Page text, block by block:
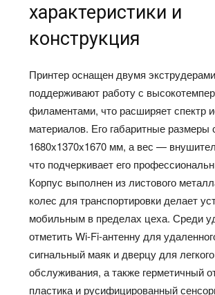
характеристики и
конструкция
Принтер оснащен двумя
поддерживают работу с
филаментами, что расширяет спектр
материалов. Его габаритные размеры
1680x1370x1670 мм, а вес —
что подчеркивает его
Корпус выполнен из листового
колес для транспортировки делает
мобильным в пределах цеха. Среди
отметить Wi-Fi-антенну для
сигнальный маяк и дверцу для легкого
обслуживания, а также герметичный
пластика и русифицированный